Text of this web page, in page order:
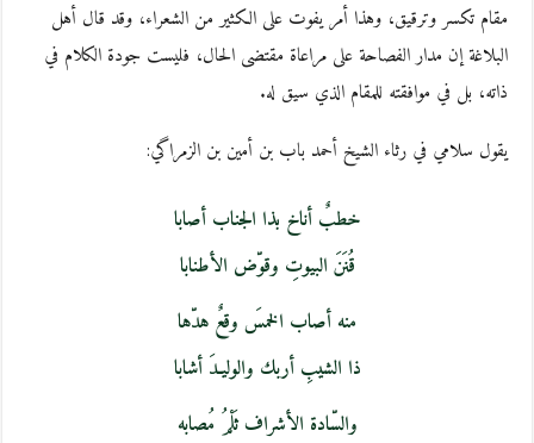
مقام تكسر وترقيق، وهذا أمر يفوت على الكثير من الشعراء، وقد قال أهل
البلاغة إن مدار الفصاحة على مراعاة مقتضى الحال، فليست جودة الكلام في
ذاته، بل في موافقته للمقام الذي سيق له.
يقول سلامي في رثاء الشيخ أحمد باب بن أمين بن الزمراگي:
خطبٌ أناخ بذا الجناب أصابا
قُنَنَ البيوتِ وقوّض الأطنابا
منه أصاب الخمسَ وقعٌ هدّها
ذا الشيبِ أربك والوليـدَ أشابا
والسّادة الأشراف ثَلْمُ مُصابه